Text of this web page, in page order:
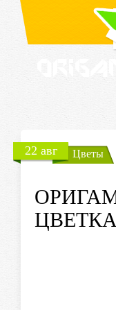
22 авг Цветы
ЦВЕТКА